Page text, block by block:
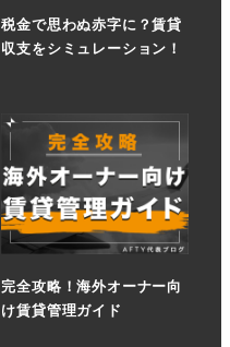
税金で思わぬ赤字に？賃貸
収支をシミュレーション！
完全攻略！海外オーナー向
け賃貸管理ガイド